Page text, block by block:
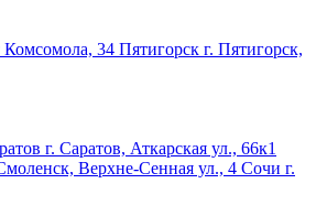
Комсомола, 34 Пятигорск г. Пятигорск,
г. Саратов, Аткарская ул., 66к1
Верхне-Сенная ул., 4 Сочи г.